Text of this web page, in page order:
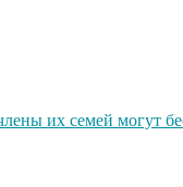
их семей могут